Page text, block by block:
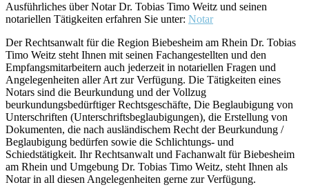
Ausführliches über Notar Dr. Tobias Timo Weitz und seinen
notariellen Tätigkeiten erfahren Sie unter: Notar
Der Rechtsanwalt für die Region Biebesheim am Rhein Dr. Tobias
Timo Weitz steht Ihnen mit seinen Fachangestellten und den
Empfangsmitarbeitern auch jederzeit in notariellen Fragen und
Angelegenheiten aller Art zur Verfügung. Die Tätigkeiten eines
Notars sind die Beurkundung und der Vollzug
beurkundungsbedürftiger Rechtsgeschäfte, Die Beglaubigung von
Unterschriften (Unterschriftsbeglaubigungen), die Erstellung von
Dokumenten, die nach ausländischem Recht der Beurkundung /
Beglaubigung bedürfen sowie die Schlichtungs- und
Schiedstätigkeit. Ihr Rechtsanwalt und Fachanwalt für Biebesheim
am Rhein und Umgebung Dr. Tobias Timo Weitz, steht Ihnen als
Notar in all diesen Angelegenheiten gerne zur Verfügung.